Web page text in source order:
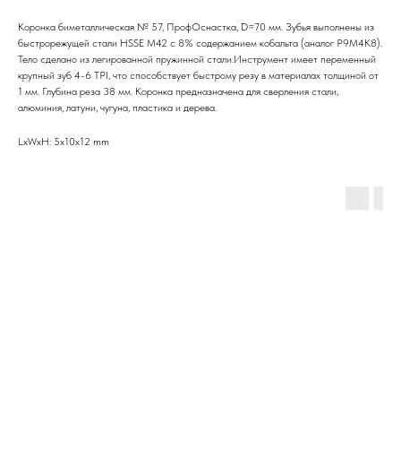
Коронка биметаллическая № 57, ПрофОснастка, D=70 мм. Зубья выполнены из
быстрорежущей стали HSSE M42 c 8% содержанием кобальта (аналог Р9М4К8).
Тело сделано из легированной пружинной стали.Инструмент имеет переменный
крупный зуб 4-6 TPI, что способствует быстрому резу в материалах толщиной от
1 мм. Глубина реза 38 мм. Коронка предназначена для сверления стали,
алюминия, латуни, чугуна, пластика и дерева.
LxWxH: 5x10x12 mm